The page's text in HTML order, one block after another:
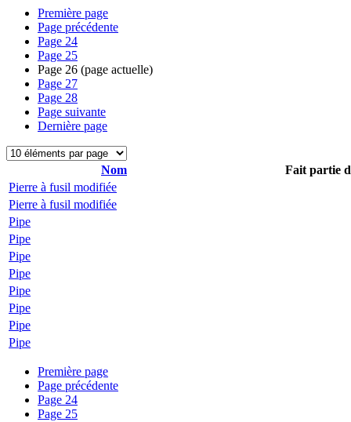
Première page
Page précédente
Page 24
Page 25
Page 26 (page actuelle)
Page 27
Page 28
Page suivante
Dernière page
Nom
Fait partie
Pierre à fusil modifiée
Pierre à fusil modifiée
Pipe
Pipe
Pipe
Pipe
Pipe
Pipe
Pipe
Pipe
Première page
Page précédente
Page 24
Page 25